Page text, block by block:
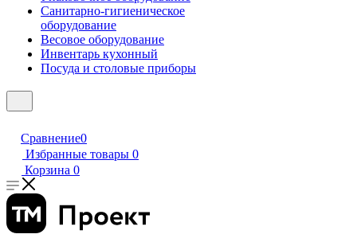
Санитарно-гигиеническое
оборудование
Весовое оборудование
Инвентарь кухонный
Посуда и столовые приборы
Сравнение0
Избранные товары 0
Корзина 0